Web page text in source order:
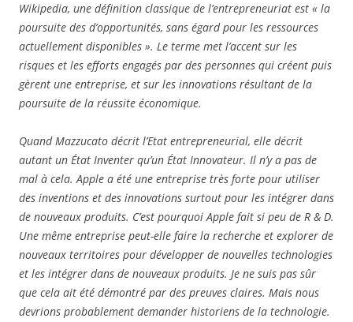
Wikipedia, une définition classique de l’entrepreneuriat est « la
poursuite des d’opportunités, sans égard pour les ressources
actuellement disponibles ». Le terme met l’accent sur les
risques et les efforts engagés par des personnes qui créent puis
gèrent une entreprise, et sur les innovations résultant de la
poursuite de la réussite économique.
Quand Mazzucato décrit l’Etat entrepreneurial, elle décrit
autant un État Inventer qu’un État Innovateur. Il n’y a pas de
mal à cela. Apple a été une entreprise très forte pour utiliser
des inventions et des innovations surtout pour les intégrer dans
de nouveaux produits. C’est pourquoi Apple fait si peu de R & D.
Une même entreprise peut-elle faire la recherche et explorer de
nouveaux territoires pour développer de nouvelles technologies
et les intégrer dans de nouveaux produits. Je ne suis pas sûr
que cela ait été démontré par des preuves claires. Mais nous
devrions probablement demander historiens de la technologie.